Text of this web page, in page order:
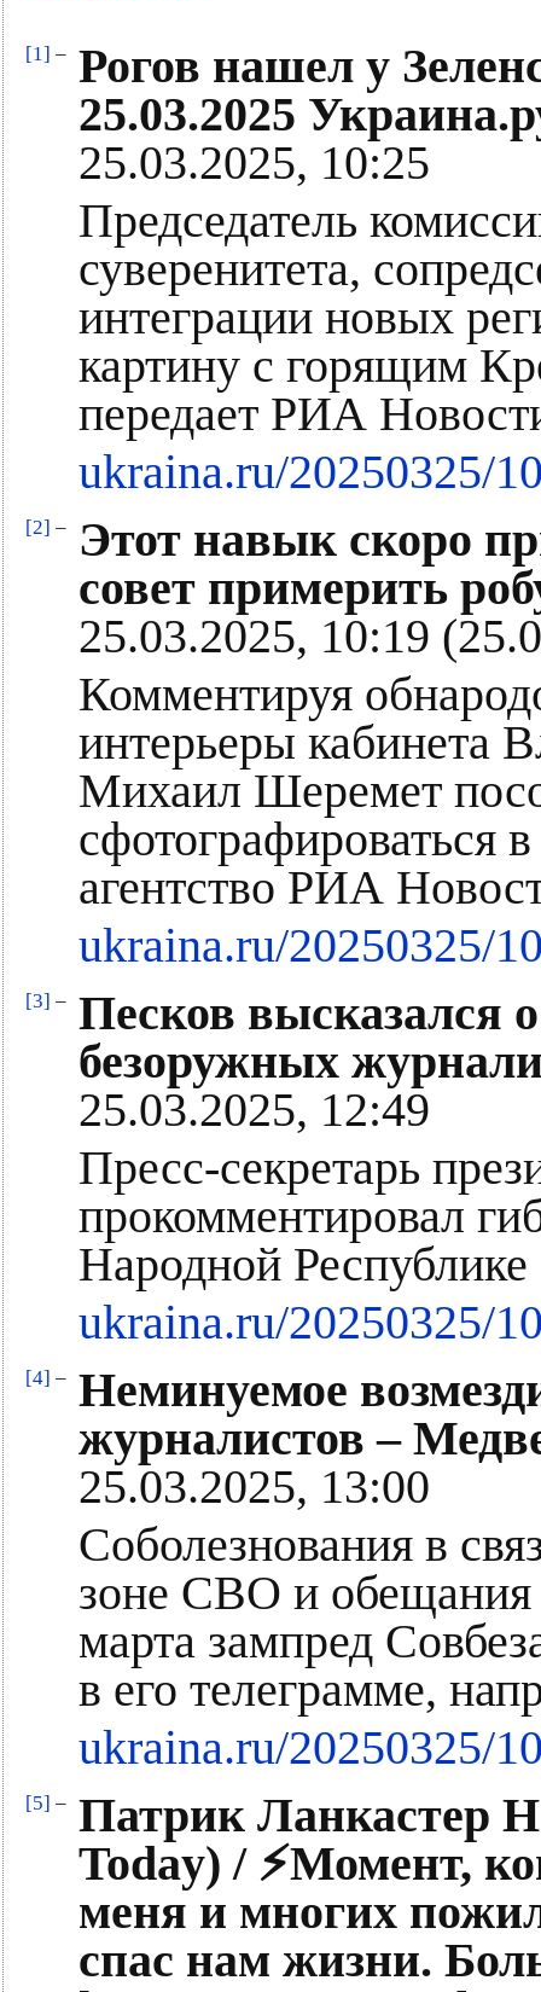
[1] – Рогов нашел у
25.03.2025
25.03.2025, 10:25
Председатель
суверенитета,
интеграции новых
картину с горящим
передает РИА
ukraina.ru/20250325/
[2] –
Этот навык скоро
совет примерить
25.03.2025, 10:19
Комментируя
интерьеры кабинета
Михаил Шеремет
сфотографироваться
агентство РИА
ukraina.ru/20250325/
[3] – Песков высказался
безоружных
25.03.2025, 12:49
Пресс-секретарь
прокомментировал
Народной
ukraina.ru/20250325/
[4] – Неминуемое
журналистов –
25.03.2025, 13:00
Соболезнования в
зоне СВО и обещания
марта зампред
в его телеграмме,
ukraina.ru/20250325/
[5] – Патрик Ланкастер
Today) / ⚡️Момент,
меня и многих
спас нам жизни.